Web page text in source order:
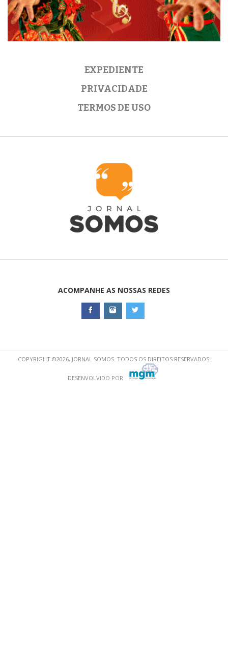
EXPEDIENTE
PRIVACIDADE
TERMOS DE USO
ACOMPANHE AS NOSSAS REDES
COPYRIGHT ©2026, JORNAL SOMOS. TODOS OS DIREITOS RESERVADOS.
DESENVOLVIDO POR